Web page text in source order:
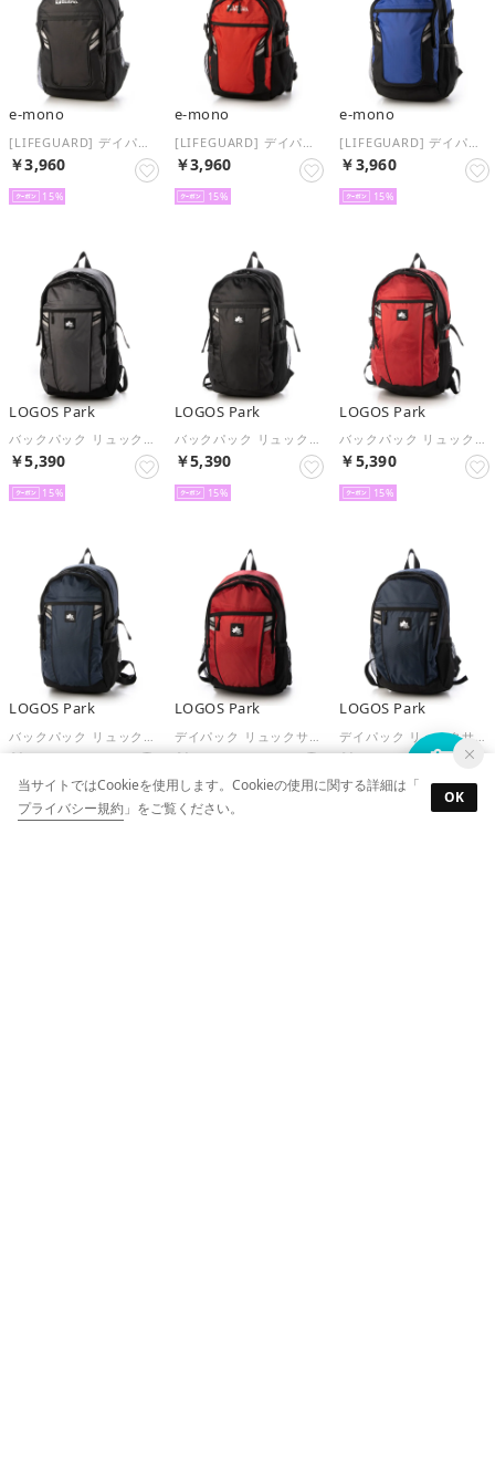
e-mono
￥3,960
15
e-mono
￥3,960
15
e-mono
￥3,960
15
LOGOS Park
バックパック リュックサック Lサイズ 大容量 カジュアル リフレクター 安全 反射板 トレッキング 登山 ハイキング ウォーキング （グレー）
￥5,390
15
LOGOS Park
バックパック リュックサック Lサイズ 大容量 カジュアル リフレクター 安全 反射板 トレッキング 登山 ハイキング ウォーキング （ブラック）
￥5,390
15
LOGOS Park
バックパック リュックサック Lサイズ 大容量 カジュアル リフレクター 安全 反射板 トレッキング 登山 ハイキング ウォーキング （レッド）
￥5,390
15
LOGOS Park
￥5,390
15
LOGOS Park
￥3,190
15
LOGOS Park
￥3,190
15
当サイトではCookieを使用します。Cookieの使用に関する詳細は「
プライバシー規約 」をご覧ください。
OK